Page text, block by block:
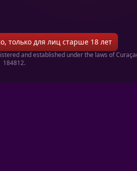
только для лиц старше 18 лет
and established under the laws of
184812.